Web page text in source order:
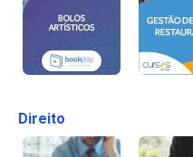
Direito